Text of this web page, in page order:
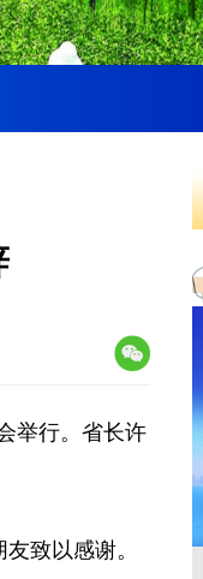
举行。省长许
致以感谢。